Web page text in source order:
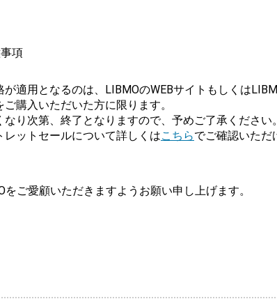
項
が適用となるのは、LIBMOのWEBサイトもしくは
購入いただいた方に限ります。
なり次第、終了となりますので、予めご了承ください。
レットセールについて詳しくはこちらでご確認いただ
をご愛顧いただきますようお願い申し上げます。